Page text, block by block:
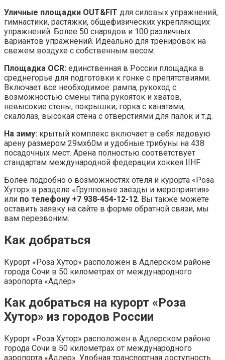
Уличные площадки OUT&FIT для силовых упражнений,
гимнастики, растяжки, общефизических укрепляющих
упражнений. Более 50 снарядов и 100 различных
вариантов упражнений. Идеально для тренировок на
свежем воздухе с собственным весом.
Площадка OCR: единственная в России площадка в
среднегорье для подготовки к гонке с препятствиями.
Включает все необходимое: рампа, рукоход с
возможностью смены типа рукояток и хватов,
невысокие стены, покрышки, горка с канатами,
скалолаз, высокая стена с отверстиями для палок и т.д.
На зиму: крытый комплекс включает в себя ледовую
арену размером 29мх60м и удобные трибуны на 438
посадочных мест. Арена полностью соответствует
стандартам международной федерации хоккея IIHF.
Более подробно о возможностях отеля и курорта «Роза
Хутор» в разделе «Групповые заезды и мероприятия»
или по телефону +7 938-454-12-12. Вы также можете
оставить заявку на сайте в форме обратной связи, мы
вам перезвоним.
Как добраться
Курорт «Роза Хутор» расположен в Адлерском районе
города Сочи в 50 километрах от международного
аэропорта «Адлер»
Как добраться на курорт «Роза
Хутор» из городов России
Курорт «Роза Хутор» расположен в Адлерском районе
города Сочи в 50 километрах от международного
аэропорта «Адлер». Удобная транспортная доступность